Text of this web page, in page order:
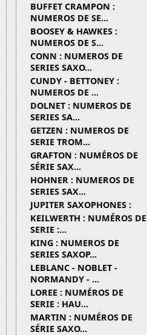
BUFFET CRAMPON :
NUMEROS DE SE...
BOOSEY & HAWKES :
NUMEROS DE S...
CONN : NUMEROS DE
SERIES SAXO...
CUNDY - BETTONEY :
NUMEROS DE ...
DOLNET : NUMEROS DE
SERIES SA...
GETZEN : NUMEROS DE
SERIE TROM...
GRAFTON : NUMÉROS DE
SÉRIE SAX...
HOHNER : NUMEROS DE
SERIES SAX...
JUPITER SAXOPHONES :
KEILWERTH : NUMÉROS DE
SERIE :...
KING : NUMEROS DE
SERIES SAXOP...
LEBLANC - NOBLET -
NORMANDY - ...
LOREE : NUMÉROS DE
SERIE : HAU...
MARTIN : NUMÉROS DE
SÉRIE SAXO...